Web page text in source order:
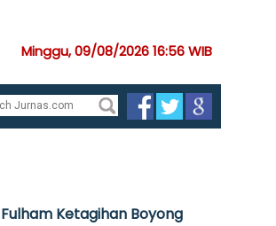
Minggu, 09/08/2026 16:56 WIB
Fulham Ketagihan Boyong